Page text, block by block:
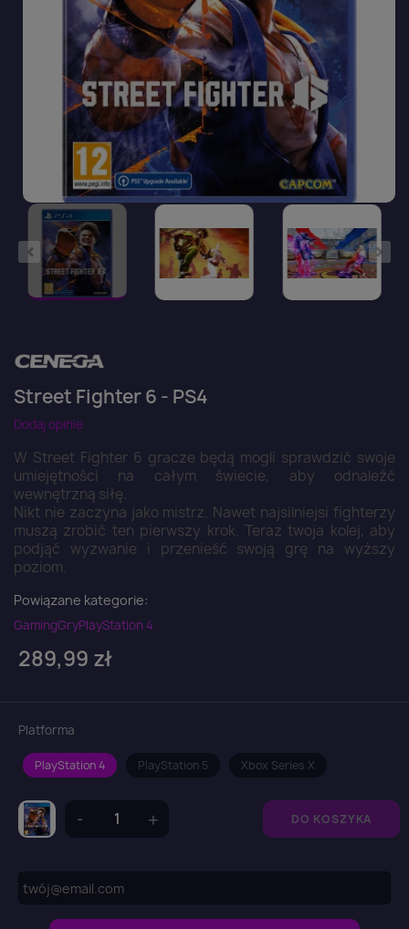
Street Fighter 6 - PS4
Dodaj opinie
W Street Fighter 6 gracze będą mogli sprawdzić swoje
umiejętności na całym świecie, aby odnaleźć
wewnętrzną siłę.
Nikt nie zaczyna jako mistrz. Nawet najsilniejsi fighterzy
muszą zrobić ten pierwszy krok. Teraz twoja kolej, aby
podjąć wyzwanie i przenieść swoją grę na wyższy
poziom.
Powiązane kategorie:
GamingGryPlayStation 4
289,99 zł
Platforma
PlayStation 4 PlayStation 5 Xbox Series X
DO KOSZYKA